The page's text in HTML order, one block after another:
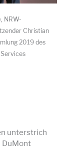
NRW-
Christian
2019 des
unterstrich
DuMont